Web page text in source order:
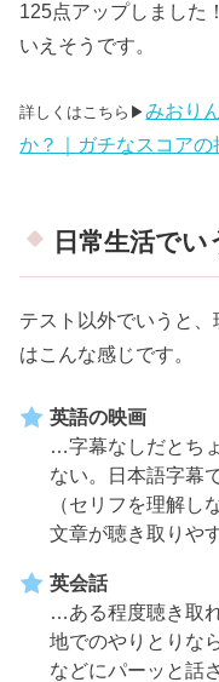
125点アップしました
いえそうです。
詳しくはこちら▶︎みおり
か？｜ガチなスコアの
日常生活で
テスト以外でいうと
はこんな感じです。
英語の映画
…字幕なしだとち
ない。日本語字幕
（セリフを理解し
文章が聴き取りや
英会話
…ある程度聴き取
地でのやりとりな
などにパーッと話